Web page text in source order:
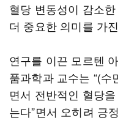
혈당 변동성이 감소
더 중요한 의미를 가
연구를 이끈 모르텐
품과학과 교수는 “(
면서 전반적인 혈당
는다”면서 오히려 긍